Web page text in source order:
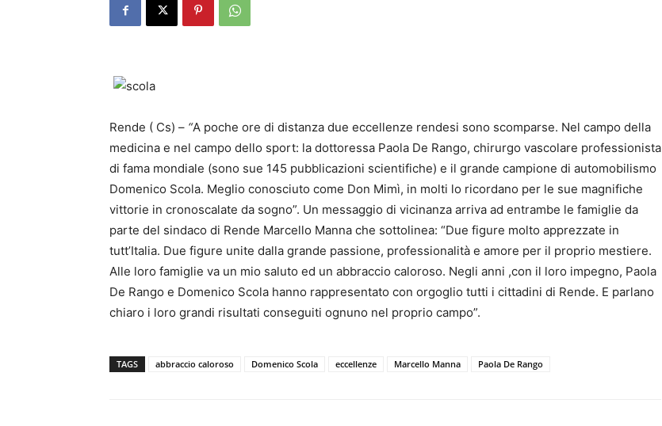
Rende ( Cs) – “A poche ore di distanza due eccellenze rendesi sono scomparse. Nel campo della
medicina e nel campo dello sport: la dottoressa Paola De Rango, chirurgo vascolare professionista
di fama mondiale (sono sue 145 pubblicazioni scientifiche) e il grande campione di automobilismo
Domenico Scola. Meglio conosciuto come Don Mimì, in molti lo ricordano per le sue magnifiche
vittorie in cronoscalate da sogno”. Un messaggio di vicinanza arriva ad entrambe le famiglie da
parte del sindaco di Rende Marcello Manna che sottolinea: “Due figure molto apprezzate in
tutt’Italia. Due figure unite dalla grande passione, professionalità e amore per il proprio mestiere.
Alle loro famiglie va un mio saluto ed un abbraccio caloroso. Negli anni ,con il loro impegno, Paola
De Rango e Domenico Scola hanno rappresentato con orgoglio tutti i cittadini di Rende. E parlano
chiaro i loro grandi risultati conseguiti ognuno nel proprio campo”.
TAGS abbraccio caloroso Domenico Scola eccellenze Marcello Manna Paola De Rango